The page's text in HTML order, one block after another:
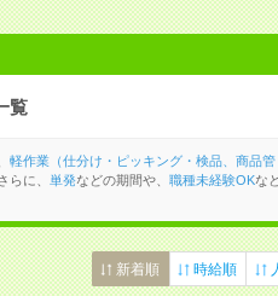
覧
軽作業（仕分け・ピッキング・検品、商品管
らに、 単発などの期間や、 職種未経験OKな
新着順 時給順